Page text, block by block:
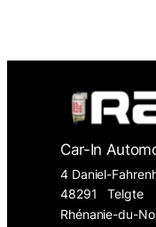
Car-In
4 Daniel-
48291
Telgte
Rhénanie-du-